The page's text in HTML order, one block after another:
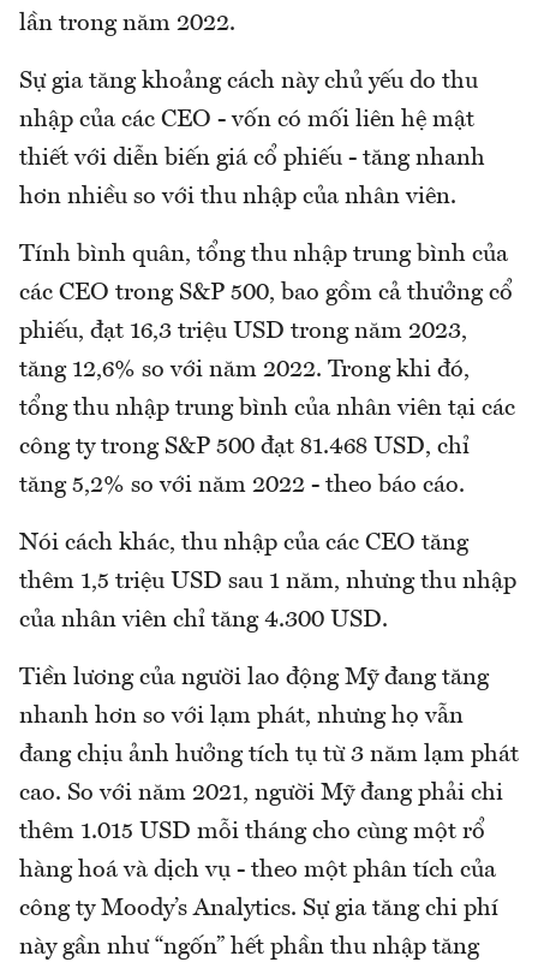
lần trong năm 2022.
Sự gia tăng khoảng cách này chủ yếu do thu
nhập của các CEO - vốn có mối liên hệ mật
thiết với diễn biến giá cổ phiếu - tăng nhanh
hơn nhiều so với thu nhập của nhân viên.
Tính bình quân, tổng thu nhập trung bình của
các CEO trong S&P 500, bao gồm cả thưởng cổ
phiếu, đạt 16,3 triệu USD trong năm 2023,
tăng 12,6% so với năm 2022. Trong khi đó,
tổng thu nhập trung bình của nhân viên tại các
công ty trong S&P 500 đạt 81.468 USD, chỉ
tăng 5,2% so với năm 2022 - theo báo cáo.
Nói cách khác, thu nhập của các CEO tăng
thêm 1,5 triệu USD sau 1 năm, nhưng thu nhập
của nhân viên chỉ tăng 4.300 USD.
Tiền lương của người lao động Mỹ đang tăng
nhanh hơn so với lạm phát, nhưng họ vẫn
đang chịu ảnh hưởng tích tụ từ 3 năm lạm phát
cao. So với năm 2021, người Mỹ đang phải chi
thêm 1.015 USD mỗi tháng cho cùng một rổ
hàng hoá và dịch vụ - theo một phân tích của
công ty Moody’s Analytics. Sự gia tăng chi phí
này gần như “ngốn” hết phần thu nhập tăng